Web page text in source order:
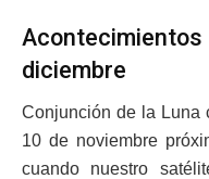
diciembre
Conjunción de la Luna
10 de noviembre
cuando nuestro